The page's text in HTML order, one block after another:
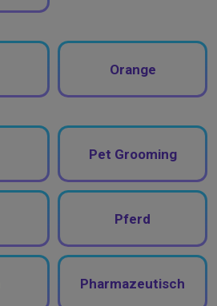
Orange
Pet Grooming
Pferd
Pharmazeutisch